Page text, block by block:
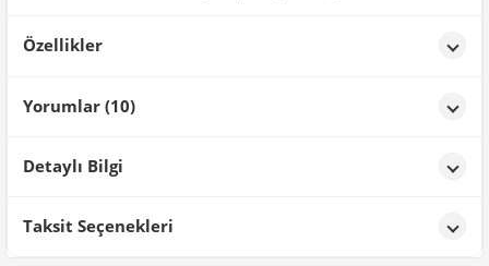
Özellikler
Yorumlar (10)
Detaylı Bilgi
Ürün Detayları;
Taksit Seçenekleri